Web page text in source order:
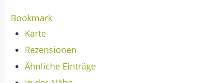
Bookmark
Karte
Rezensionen
Ähnliche Einträge